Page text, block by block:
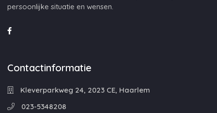
persoonlijke situatie en wensen.
Contactinformatie
Kleverparkweg 24, 2023 CE, Haarlem
023-5348208